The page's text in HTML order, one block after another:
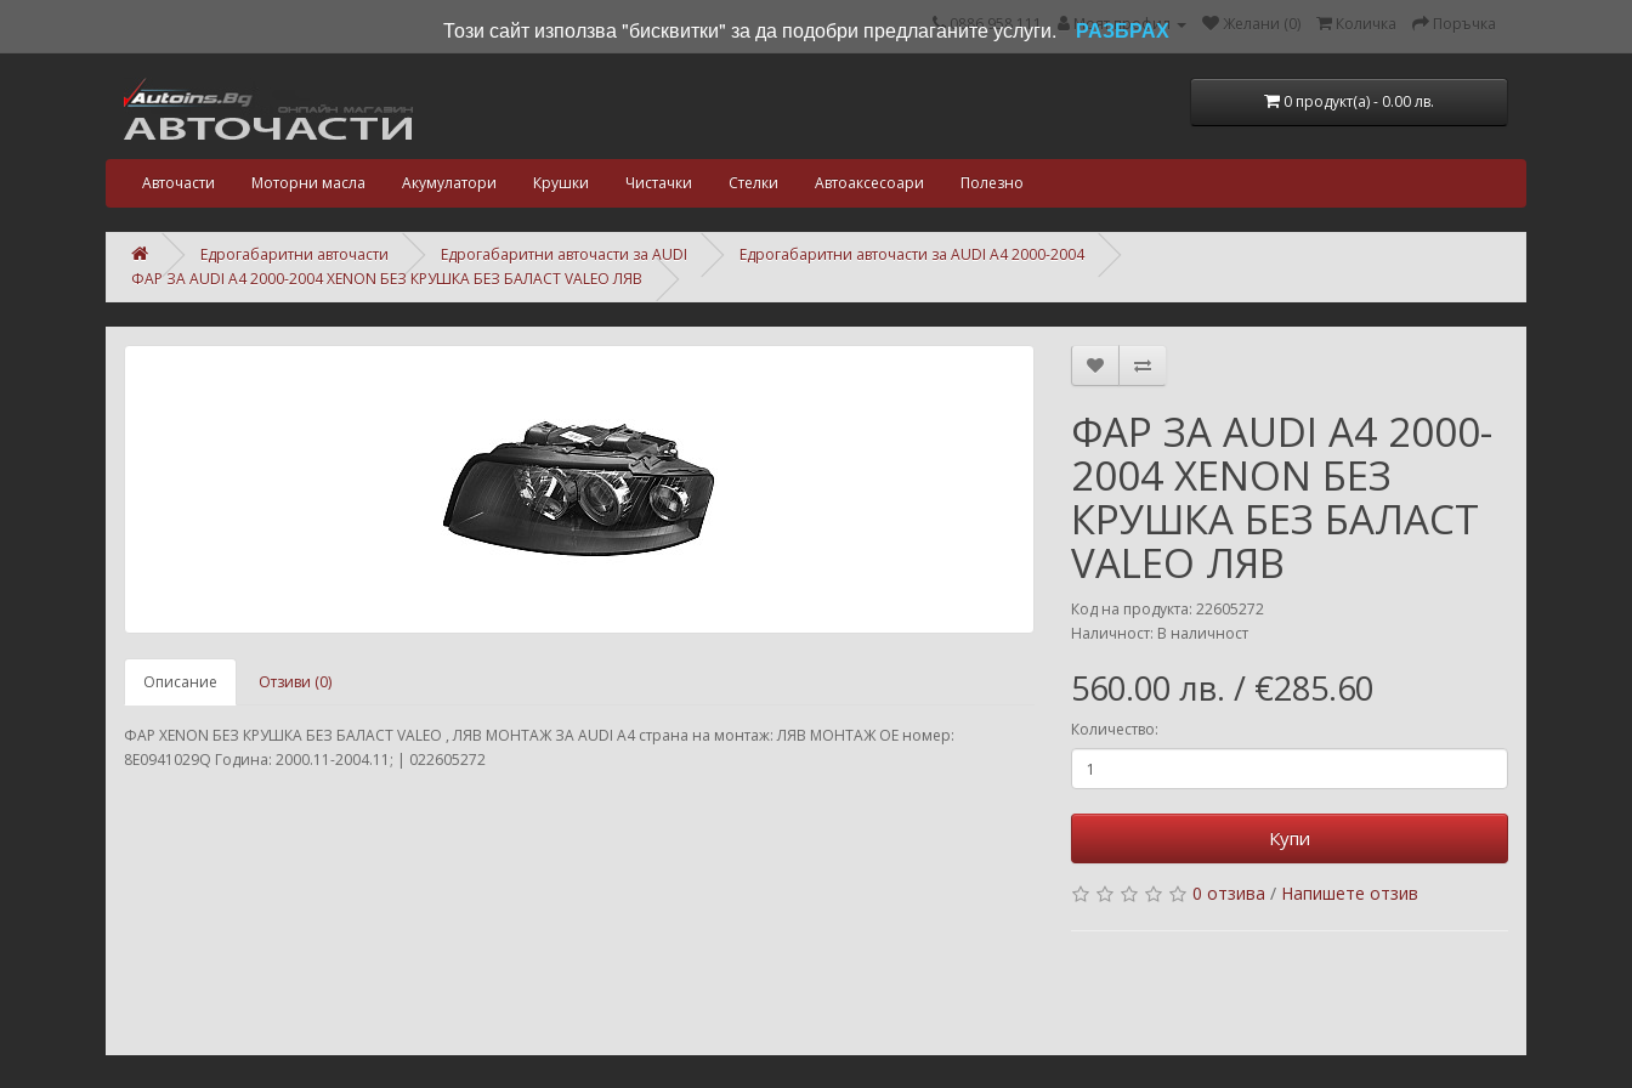
0886 958 111 Моят профил Желани (0) Количка Поръчка
0 продукт(а) - 0.00 лв.
Авточасти Моторни масла Акумулатори Крушки Чистачки Стелки Автоаксесоари Полезно
Едрогабаритни авточасти Едрогабаритни авточасти за AUDI
Едрогабаритни авточасти за AUDI A4 2000-2004
ФАР ЗА AUDI A4 2000-2004 XENON БЕЗ КРУШКА БЕЗ БАЛАСТ VALEO ЛЯВ
Описание Отзиви (0)
ФАР XENON БЕЗ КРУШКА БЕЗ БАЛАСТ VALEO , ЛЯВ МОНТАЖ ЗА AUDI A4 страна на монтаж: ЛЯВ МОНТАЖ ОЕ номер:
8E0941029Q Година: 2000.11-2004.11; | 022605272
ФАР ЗА AUDI A4 2000-
2004 XENON БЕЗ
КРУШКА БЕЗ БАЛАСТ
VALEO ЛЯВ
Код на продукта: 22605272
Наличност: В наличност
560.00 лв. / €285.60
Количество:
Купи
0 отзива / Напишете отзив
Този сайт използва "бисквитки" за да подобри предлаганите услуги. РАЗБРАХ